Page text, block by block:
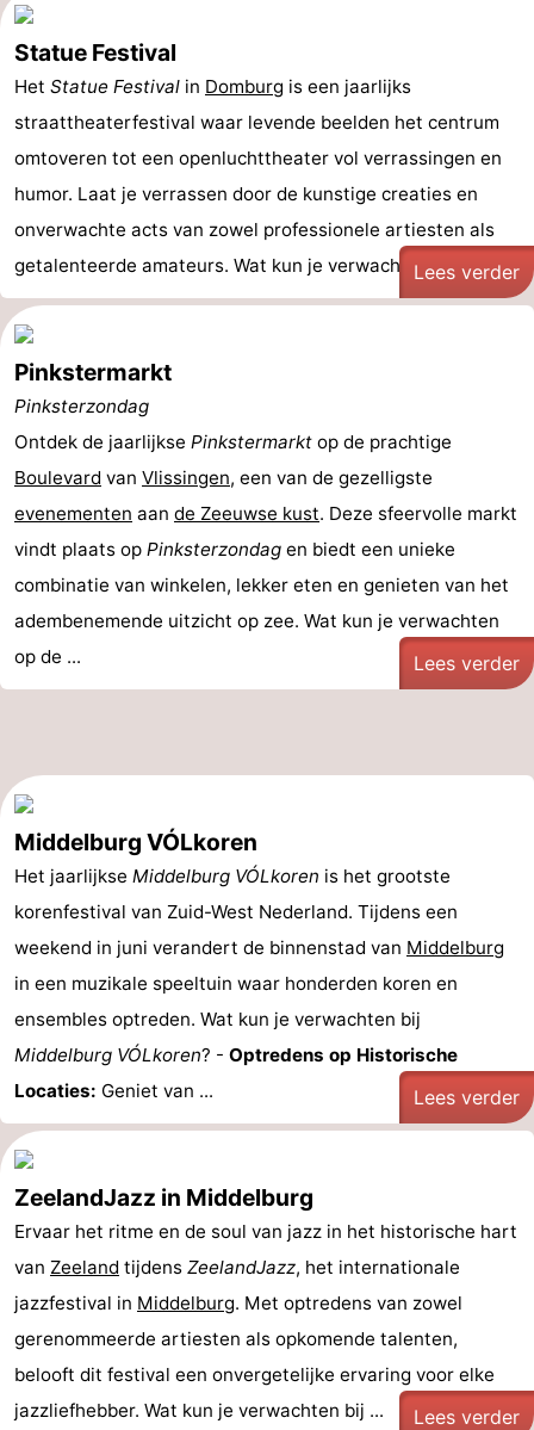
Statue Festival
Het Statue Festival in Domburg is een jaarlijks
straattheaterfestival waar levende beelden het centrum
omtoveren tot een openluchttheater vol verrassingen en
humor. Laat je verrassen door de kunstige creaties en
onverwachte acts van zowel professionele artiesten als
getalenteerde amateurs. Wat kun je verwachten bij het ...
Lees verder
Pinkstermarkt
Pinksterzondag
Ontdek de jaarlijkse Pinkstermarkt op de prachtige
Boulevard van Vlissingen, een van de gezelligste
evenementen aan de Zeeuwse kust. Deze sfeervolle markt
vindt plaats op Pinksterzondag en biedt een unieke
combinatie van winkelen, lekker eten en genieten van het
adembenemende uitzicht op zee. Wat kun je verwachten
op de ...
Lees verder
Middelburg VÓLkoren
Het jaarlijkse Middelburg VÓLkoren is het grootste
korenfestival van Zuid-West Nederland. Tijdens een
weekend in juni verandert de binnenstad van Middelburg
in een muzikale speeltuin waar honderden koren en
ensembles optreden. Wat kun je verwachten bij
Middelburg VÓLkoren? - Optredens op Historische
Locaties: Geniet van ... Lees verder
ZeelandJazz in Middelburg
Ervaar het ritme en de soul van jazz in het historische hart
van Zeeland tijdens ZeelandJazz, het internationale
jazzfestival in Middelburg. Met optredens van zowel
gerenommeerde artiesten als opkomende talenten,
belooft dit festival een onvergetelijke ervaring voor elke
jazzliefhebber. Wat kun je verwachten bij ...
Lees verder